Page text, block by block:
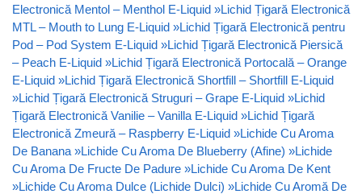
Electronică Mentol – Menthol E-Liquid »Lichid Țigară Electronică
MTL – Mouth to Lung E-Liquid »Lichid Țigară Electronică pentru
Pod – Pod System E-Liquid »Lichid Țigară Electronică Piersică
– Peach E-Liquid »Lichid Țigară Electronică Portocală – Orange
E-Liquid »Lichid Țigară Electronică Shortfill – Shortfill E-Liquid
»Lichid Țigară Electronică Struguri – Grape E-Liquid »Lichid
Țigară Electronică Vanilie – Vanilla E-Liquid »Lichid Țigară
Electronică Zmeură – Raspberry E-Liquid »Lichide Cu Aroma
De Banana »Lichide Cu Aroma De Blueberry (Afine) »Lichide
Cu Aroma De Fructe De Padure »Lichide Cu Aroma De Kent
»Lichide Cu Aroma Dulce (Lichide Dulci) »Lichide Cu Aromă De